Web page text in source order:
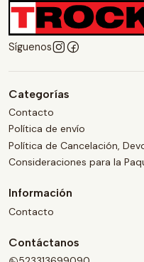
Síguenos
Categorías
Contacto
Política de envío
Política de Cancelación,
Consideraciones para la
Información
Contacto
Contáctanos